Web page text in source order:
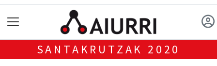
SANTAKRUTZAK 2020